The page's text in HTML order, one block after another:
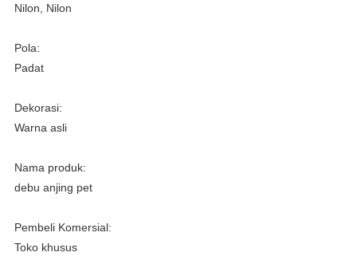
Nilon, Nilon
Pola:
Padat
Dekorasi:
Warna asli
Nama produk:
debu anjing pet
Pembeli Komersial:
Toko khusus